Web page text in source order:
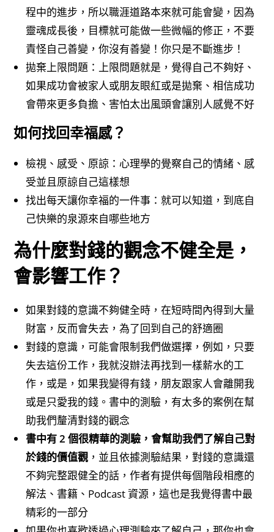
程中的進步，所以職涯道路本來就可能會變，因為
靈魂成長後，目標就可能做一些微幅的修正，不要
責怪自己善變，你沒有善變！你只是不斷進步！
拋棄上限問題：上限問題就是，覺得自己不夠好、
如果成功會被家人或朋友眼紅或是拋棄、相信成功
會帶來更多負擔、害怕太出風頭會讓別人感覺不好
如何找回幸福感？
檢視、感受、原諒：心理學的覺察自己的情緒、感
受並且原諒自己這樣想
找出每天讓你幸福的一件事：就可以知道，到底自
己快樂的泉源來自哪些地方
為什麼對錢的觀念不健全是，
會影響工作？
如果對錢的意識不夠健全時，在短時間內得到大量
財富，反而會失去，為了回到自己的舒適圈
對錢的意識，可能會限制我們做選擇，例如，只要
失去這份工作，我就沒辦法再找到一樣薪水的工
作，或是，如果我變得有錢，朋友跟家人會離開我
或是只愛我的錢。書中的測驗，有太多的案例在幫
助我們釐清對錢的觀念
書中有 2 個很精華的測驗，會幫助我們了解自己對
於錢的價值觀 ，並且依據測驗結果，對錢的意識還
不夠完整跟健全的話，作者有提供每個階段相應的
解法、書籍、Podcast 資源，這也是我覺得書中最
精彩的一部分